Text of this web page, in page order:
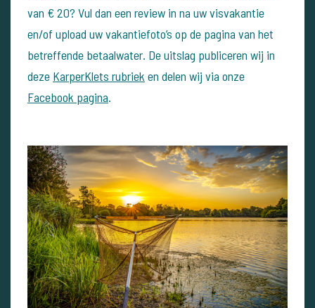
van € 20? Vul dan een review in na uw visvakantie
en/of upload uw vakantiefoto’s op de pagina van het
betreffende betaalwater. De uitslag publiceren wij in
deze KarperKlets rubriek en delen wij via onze
Facebook pagina.